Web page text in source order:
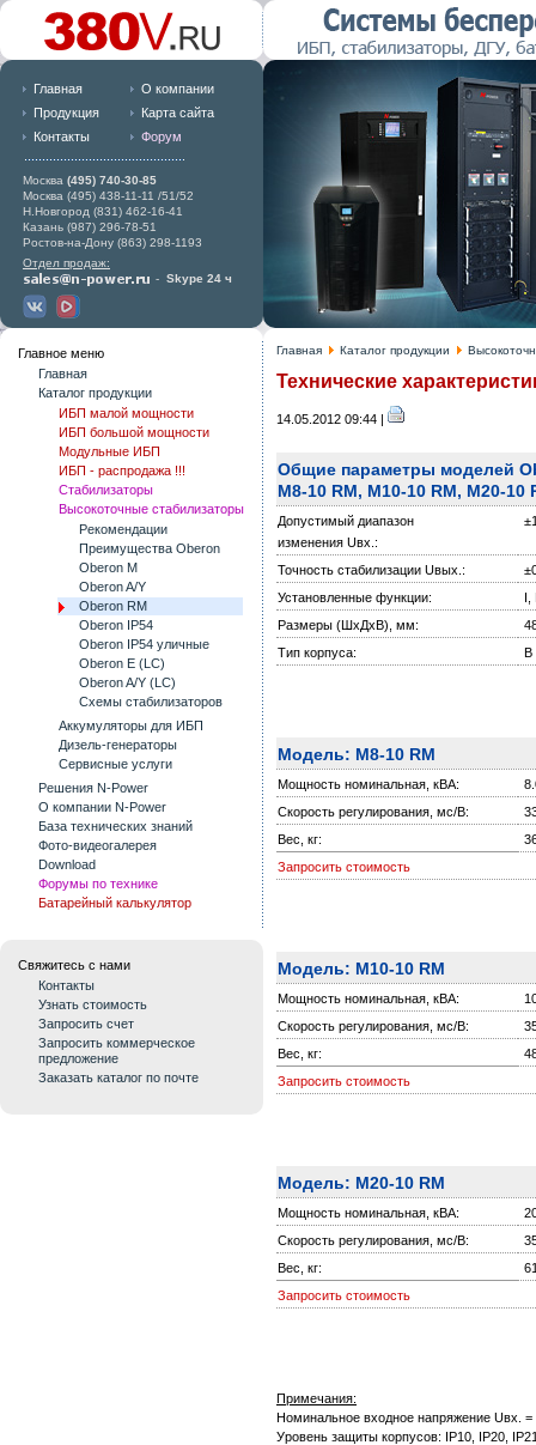
Главная
О компании
Продукция
Карта сайта
Контакты
Форум
Москва (495) 740-30-85
Москва (495) 438-11-11 /51/52
Н.Новгород (831) 462-16-41
Казань (987) 296-78-51
Ростов-на-Дону (863) 298-1193
Отдел продаж:
- Skype 24 ч
Главное меню
Главная
Каталог продукции
ИБП малой мощности
ИБП большой мощности
Модульные ИБП
ИБП - распродажа !!!
Стабилизаторы
Высокоточные стабилизаторы
Рекомендации
Преимущества Oberon
Oberon M
Oberon A/Y
Oberon RM
Oberon IP54
Oberon IP54 уличные
Oberon E (LC)
Oberon A/Y (LC)
Схемы стабилизаторов
Аккумуляторы для ИБП
Дизель-генераторы
Сервисные услуги
Решения N-Power
О компании N-Power
База технических знаний
Фото-видеогалерея
Download
Форумы по технике
Батарейный калькулятор
Свяжитесь с нами
Контакты
Узнать стоимость
Запросить счет
Запросить коммерческое
предложение
Заказать каталог по почте
Главная Каталог продукции
Технические
14.05.2012 09:44 |
Общие параметры моделей
M8-10 RM, M10-10 RM, M20-10
Допустимый диапазон
изменения Uвх.:
Точность стабилизации Uвых.:
Установленные функции:
I,
Размеры (ШxДxВ), мм:
Тип корпуса:
B
Модель: M8-10 RM
Мощность номинальная, кВА:
Скорость регулирования, мс/В:
Вес, кг:
Запросить стоимость
Модель: M10-10 RM
Мощность номинальная, кВА:
Скорость регулирования, мс/В:
Вес, кг:
Запросить стоимость
Модель: M20-10 RM
Мощность номинальная, кВА:
Скорость регулирования, мс/В:
Вес, кг:
Запросить стоимость
Примечания:
Номинальное входное напряжение Uвх.
Уровень защиты корпусов: IP10, IP20,